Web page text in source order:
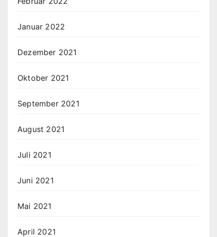
Januar 2022
Dezember 2021
Oktober 2021
September 2021
August 2021
Juli 2021
Juni 2021
Mai 2021
April 2021